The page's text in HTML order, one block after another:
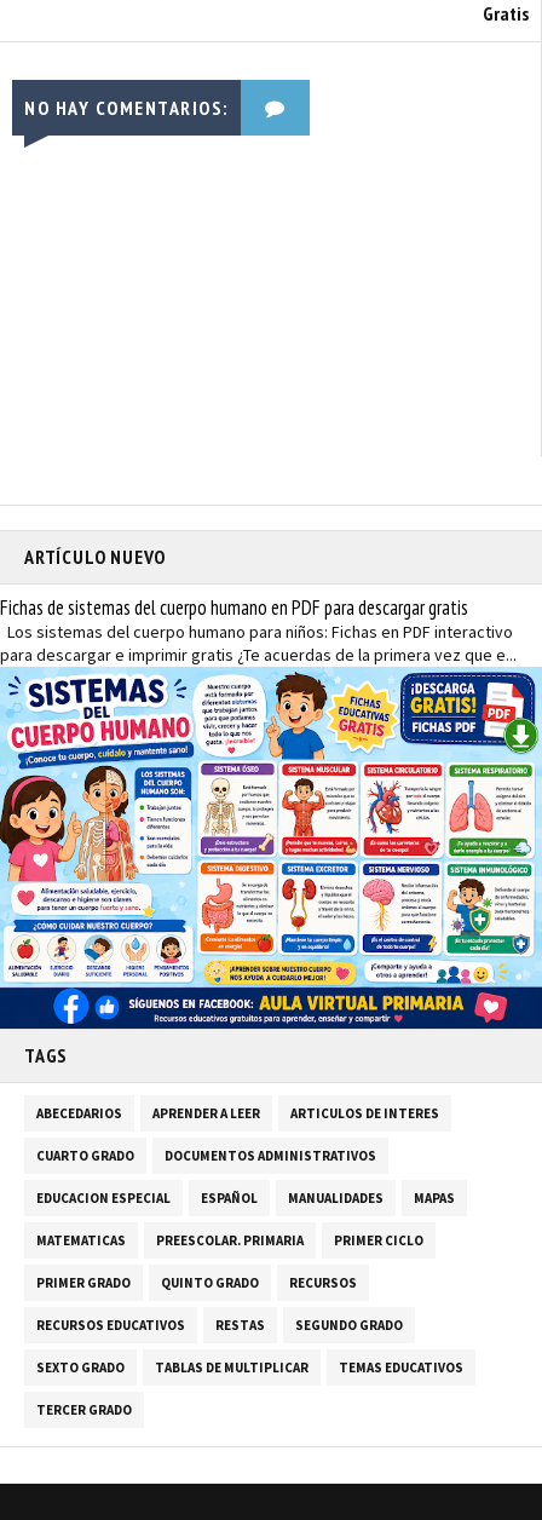
Gratis
NO HAY COMENTARIOS:
ARTÍCULO NUEVO
Fichas de sistemas del cuerpo humano en PDF para descargar gratis
Los sistemas del cuerpo humano para niños: Fichas en PDF interactivo
para descargar e imprimir gratis ¿Te acuerdas de la primera vez que e...
TAGS
ABECEDARIOS APRENDER A LEER ARTICULOS DE INTERES
CUARTO GRADO DOCUMENTOS ADMINISTRATIVOS
EDUCACION ESPECIAL ESPAÑOL MANUALIDADES MAPAS
MATEMATICAS PREESCOLAR. PRIMARIA PRIMER CICLO
PRIMER GRADO QUINTO GRADO RECURSOS
RECURSOS EDUCATIVOS RESTAS SEGUNDO GRADO
SEXTO GRADO TABLAS DE MULTIPLICAR TEMAS EDUCATIVOS
TERCER GRADO